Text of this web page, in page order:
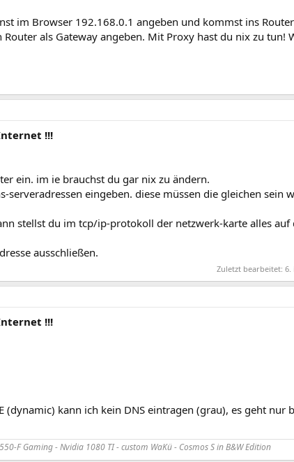
im Browser 192.168.0.1 angeben und kommst ins
als Gateway angeben. Mit Proxy hast du nix zu tun!
!!!
ein. im ie brauchst du gar nix zu ändern.
eingeben. diese müssen die gleichen sein
stellst du im tcp/ip-protokoll der netzwerk-karte alles auf
ausschließen.
Zuletzt bearbeitet: 6.
!!!
(dynamic) kann ich kein DNS eintragen (grau), es geht nur
F Gaming - Nvidia 1080 TI - custom WaKü - Cosmos S in B&W Edition